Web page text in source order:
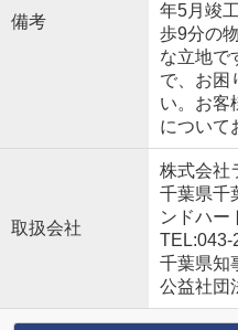
備考
年5月竣
歩9分の
な立地で
で、お困
い。お客
について
取扱会社
株式会社
千葉県千
ンドハー
TEL:043-
千葉県知
公益社団